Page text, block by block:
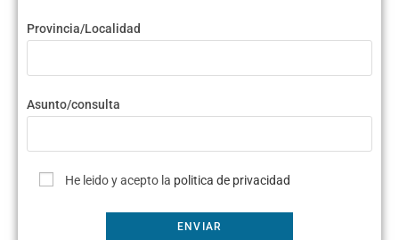
Provincia/Localidad
Asunto/consulta
He leido y acepto la politica de privacidad